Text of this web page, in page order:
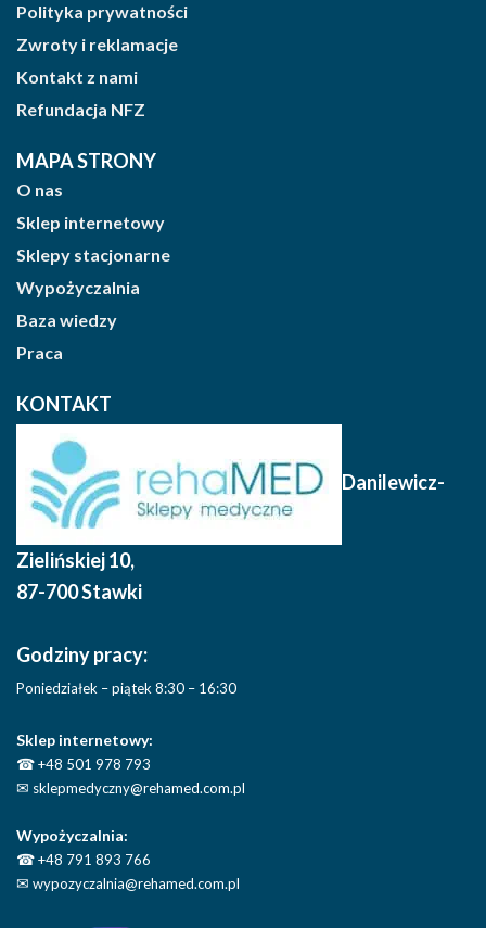
Polityka prywatności
Zwroty i reklamacje
Kontakt z nami
Refundacja NFZ
MAPA STRONY
O nas
Sklep internetowy
Sklepy stacjonarne
Wypożyczalnia
Baza wiedzy
Praca
KONTAKT
Danilewicz-
Zielińskiej 10,
87-700 Stawki
Godziny pracy:
Poniedziałek – piątek 8:30 – 16:30
Sklep internetowy:
☎+48 501 978 793
✉ sklepmedyczny@rehamed.com.pl
Wypożyczalnia:
☎+48 791 893 766
✉ wypozyczalnia@rehamed.com.pl